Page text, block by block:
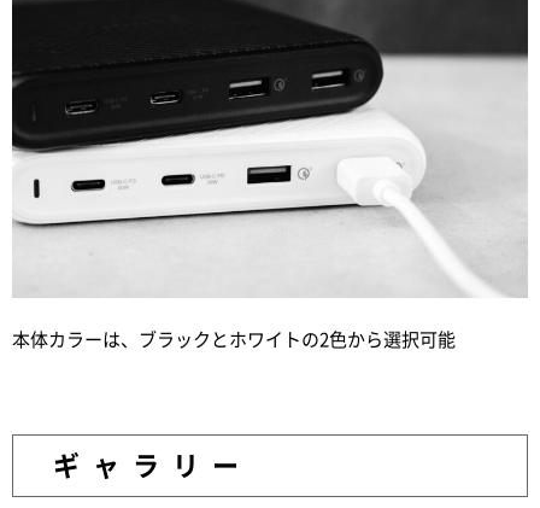
本体カラーは、ブラックとホワイトの2色から選択可能
ギャラリー